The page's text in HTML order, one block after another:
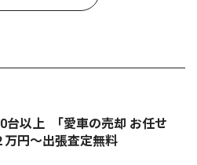
台以上 ｢愛車の売却 お任せ
円〜出張査定無料